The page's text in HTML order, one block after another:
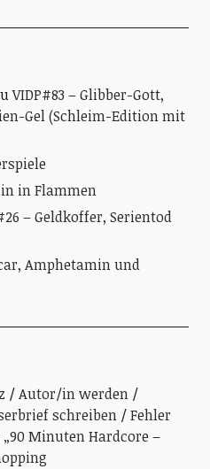
VIDP#83 – Glibber-Gott,
Gel (Schleim-Edition mit
in Flammen
– Geldkoffer, Serientod
Amphetamin und
Autor/in werden
schreiben
Fehler
„90 Minuten Hardcore –